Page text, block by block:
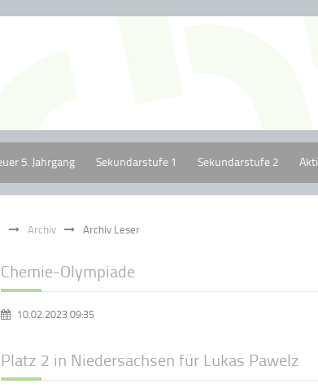
5. Jahrgang Sekundarstufe 1 Sekundarstufe 2
Archiv Archiv Leser
Chemie-Olympiade
10.02.2023 09:35
Platz 2 in Niedersachsen für Lukas Pawelz